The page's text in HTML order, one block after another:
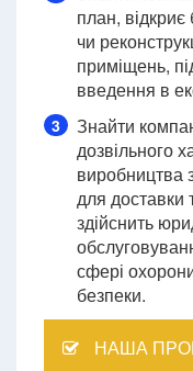
план, відкриє
чи
приміщень,
введення в
3
Знайти
дозвільного
виробництва
для доставки
здійснить
сфері
безпеки.
НАША